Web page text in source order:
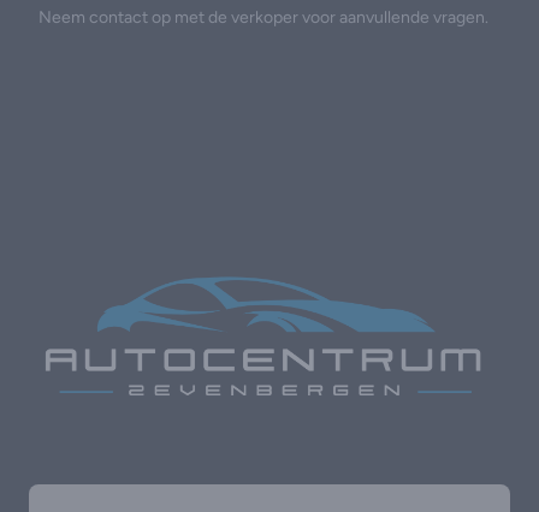
Neem contact op met de verkoper voor aanvullende vragen.